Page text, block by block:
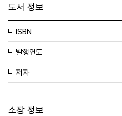
도서 정보
ISBN
발행연도
저자
소장 정보